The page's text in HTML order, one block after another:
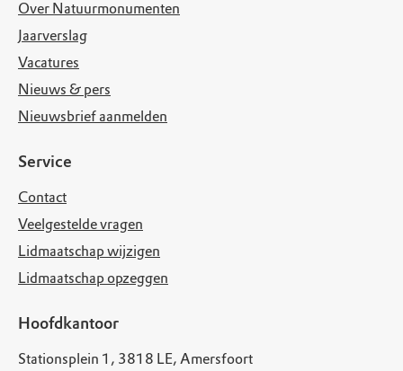
Over Natuurmonumenten
Jaarverslag
Vacatures
Nieuws & pers
Nieuwsbrief aanmelden
Service
Contact
Veelgestelde vragen
Lidmaatschap wijzigen
Lidmaatschap opzeggen
Hoofdkantoor
Stationsplein 1, 3818 LE, Amersfoort